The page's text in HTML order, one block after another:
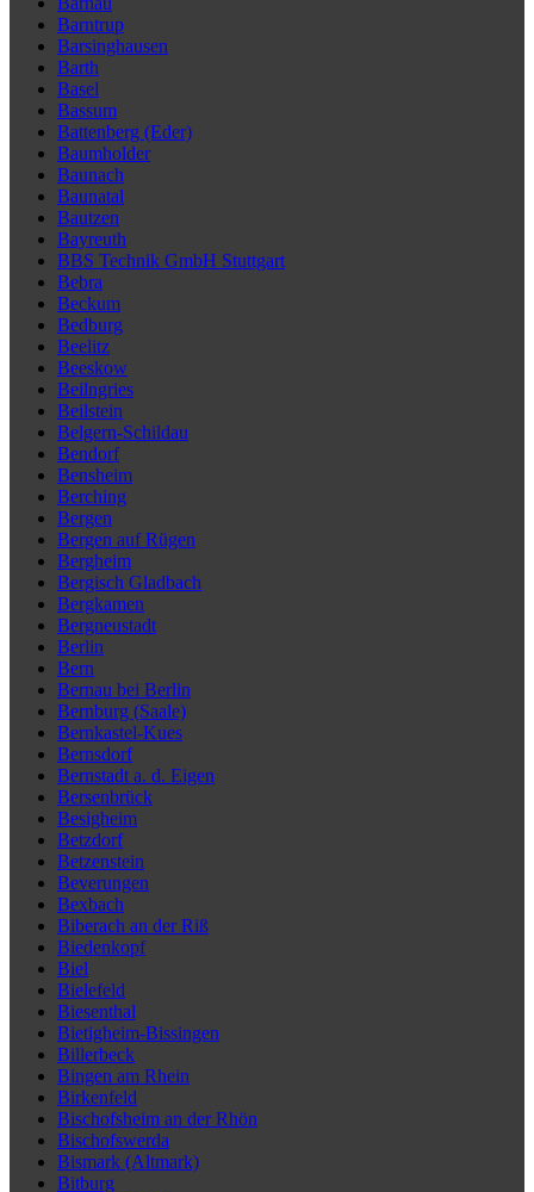
Barntrup
Barsinghausen
Barth
Basel
Bassum
Battenberg (Eder)
Baumholder
Baunach
Baunatal
Bautzen
Bayreuth
BBS Technik GmbH Stuttgart
Bebra
Beckum
Bedburg
Beelitz
Beeskow
Beilngries
Beilstein
Belgern-Schildau
Bendorf
Bensheim
Berching
Bergen
Bergen auf Rügen
Bergheim
Bergisch Gladbach
Bergkamen
Bergneustadt
Berlin
Bern
Bernau bei Berlin
Bernburg (Saale)
Bernkastel-Kues
Bernsdorf
Bernstadt a. d. Eigen
Bersenbrück
Besigheim
Betzdorf
Betzenstein
Beverungen
Bexbach
Biberach an der Riß
Biedenkopf
Biel
Bielefeld
Biesenthal
Bietigheim-Bissingen
Billerbeck
Bingen am Rhein
Birkenfeld
Bischofsheim an der Rhön
Bischofswerda
Bismark (Altmark)
Bitburg